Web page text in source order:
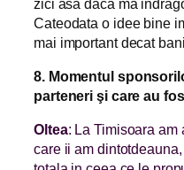
zici asa daca ma
Cateodata o idee bine
mai important decat
8. Momentul
parteneri şi care au
Oltea: La Timisoara am
care ii am